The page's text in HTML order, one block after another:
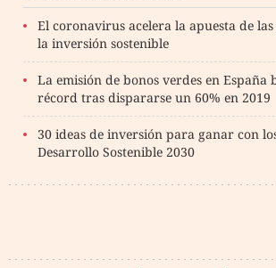
El coronavirus acelera la apuesta de
la inversión sostenible
La emisión de bonos verdes en España
récord tras dispararse un 60% en 2019
30 ideas de inversión para ganar con
Desarrollo Sostenible 2030